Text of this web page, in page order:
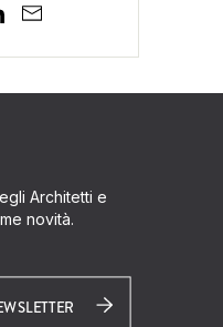
Architetti e
novità.